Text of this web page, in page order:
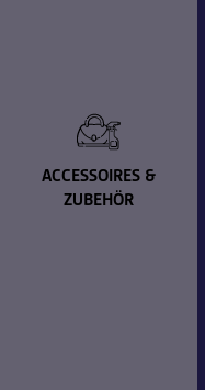
ACCESSOIRES &
ZUBEHÖR